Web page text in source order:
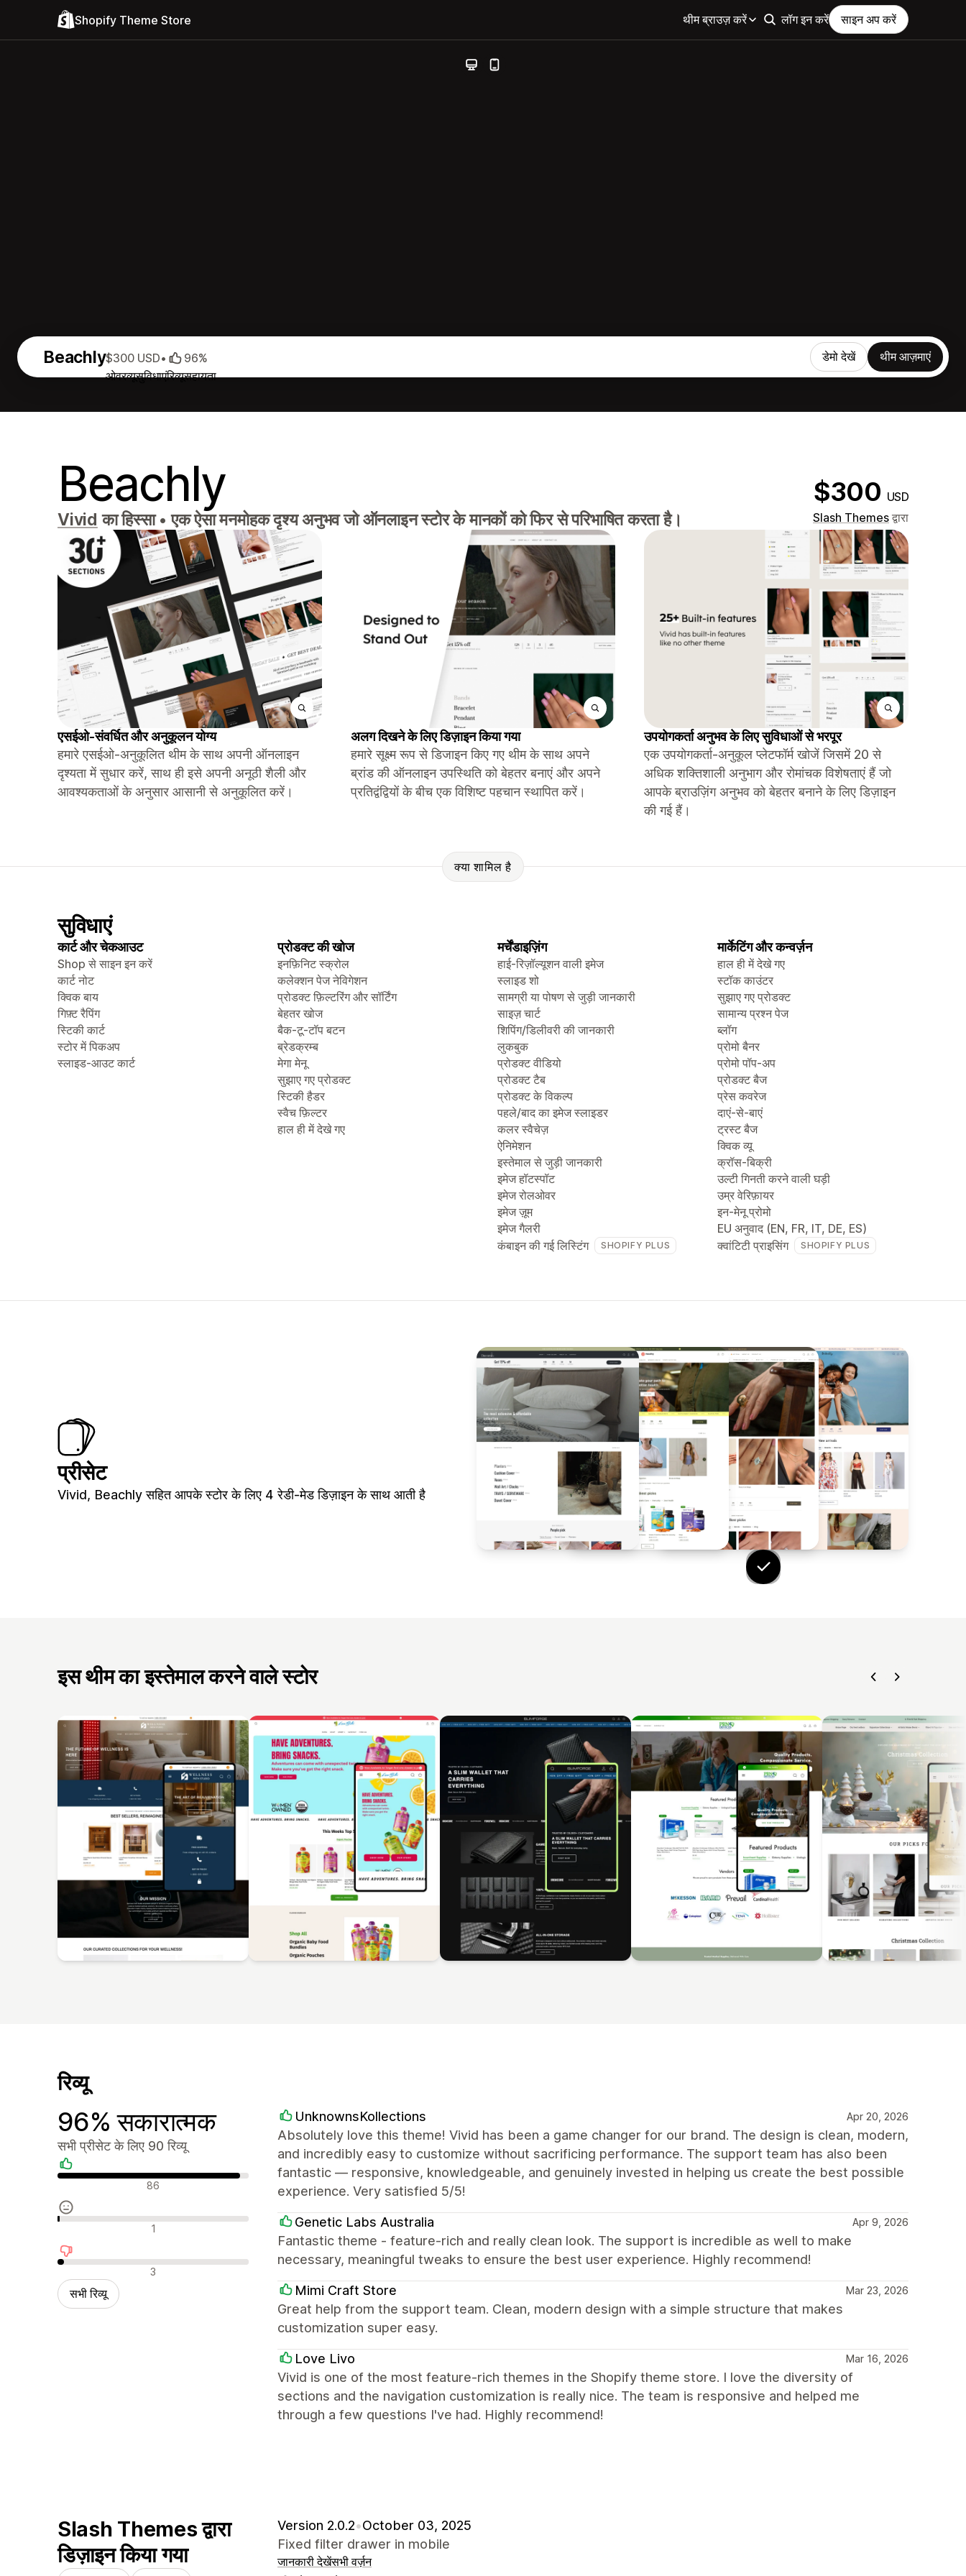
Shopify Theme Store थीम ब्राउज़ करें लॉग इन करें साइन अप करें
Beachly
ओवरव्यूसुविधाएंरिव्यूसहायता
$300 USD• 96% डेमो देखें थीम आज़माएं
Beachly $300 USD
Vivid का हिस्सा• एक ऐसा मनमोहक दृश्य अनुभव जो ऑनलाइन स्टोर के मानकों को फिर से परिभाषित करता है। Slash Themes द्वारा
एसईओ-संवर्धित और अनुकूलन योग्य
हमारे एसईओ-अनुकूलित थीम के साथ अपनी ऑनलाइन
दृश्यता में सुधार करें, साथ ही इसे अपनी अनूठी शैली और
आवश्यकताओं के अनुसार आसानी से अनुकूलित करें।
अलग दिखने के लिए डिज़ाइन किया गया
हमारे सूक्ष्म रूप से डिजाइन किए गए थीम के साथ अपने
ब्रांड की ऑनलाइन उपस्थिति को बेहतर बनाएं और अपने
प्रतिद्वंद्वियों के बीच एक विशिष्ट पहचान स्थापित करें।
उपयोगकर्ता अनुभव के लिए सुविधाओं से भरपूर
एक उपयोगकर्ता-अनुकूल प्लेटफॉर्म खोजें जिसमें 20 से
अधिक शक्तिशाली अनुभाग और रोमांचक विशेषताएं हैं जो
आपके ब्राउज़िंग अनुभव को बेहतर बनाने के लिए डिज़ाइन
की गई हैं।
क्या शामिल है
सुविधाएं
कार्ट और चेकआउट
Shop से साइन इन करें
कार्ट नोट
क्विक बाय
गिफ़्ट रैपिंग
स्टिकी कार्ट
स्टोर में पिकअप
स्लाइड-आउट कार्ट
प्रोडक्ट की खोज
इनफ़िनिट स्क्रोल
कलेक्शन पेज नेविगेशन
प्रोडक्ट फ़िल्टरिंग और सॉर्टिंग
बेहतर खोज
बैक-टू-टॉप बटन
ब्रेडक्रम्ब
मेगा मेनू
सुझाए गए प्रोडक्ट
स्टिकी हैडर
स्वैच फ़िल्टर
हाल ही में देखे गए
मर्चेंडाइज़िंग
हाई-रिज़ॉल्यूशन वाली इमेज
स्लाइड शो
सामग्री या पोषण से जुड़ी जानकारी
साइज़ चार्ट
शिपिंग/डिलीवरी की जानकारी
लुकबुक
प्रोडक्ट वीडियो
प्रोडक्ट टैब
प्रोडक्ट के विकल्प
पहले/बाद का इमेज स्लाइडर
कलर स्वैचेज़
ऐनिमेशन
इस्तेमाल से जुड़ी जानकारी
इमेज हॉटस्पॉट
इमेज रोलओवर
इमेज ज़ूम
इमेज गैलरी
कंबाइन की गई लिस्टिंग
SHOPIFY PLUS
मार्केटिंग और कन्वर्ज़न
हाल ही में देखे गए
स्टॉक काउंटर
सुझाए गए प्रोडक्ट
सामान्य प्रश्न पेज
ब्लॉग
प्रोमो बैनर
प्रोमो पॉप-अप
प्रोडक्ट बैज
प्रेस कवरेज
दाएं-से-बाएं
ट्रस्ट बैज
क्विक व्यू
क्रॉस-बिक्री
उल्टी गिनती करने वाली घड़ी
उम्र वेरिफ़ायर
इन-मेनू प्रोमो
EU अनुवाद (EN, FR, IT, DE, ES)
क्वांटिटी प्राइसिंग
SHOPIFY PLUS
प्रीसेट
Vivid, Beachly सहित आपके स्टोर के लिए 4 रेडी-मेड डिज़ाइन के साथ आती है
इस थीम का इस्तेमाल करने वाले स्टोर
रिव्यू
96% सकारात्मक
सभी प्रीसेट के लिए 90 रिव्यू
सकारात्मक रिव्यू 86
न्यूट्रल रिव्यू 1
नकारात्मक रिव्यू 3
सभी रिव्यू
UnknownsKollections Apr 20, 2026
Absolutely love this theme! Vivid has been a game changer for our brand. The design is clean, modern,
and incredibly easy to customize without sacrificing performance. The support team has also been
fantastic — responsive, knowledgeable, and genuinely invested in helping us create the best possible
experience. Very satisfied 5/5!
Genetic Labs Australia Apr 9, 2026
Fantastic theme - feature-rich and really clean look. The support is incredible as well to make
necessary, meaningful tweaks to ensure the best user experience. Highly recommend!
Mimi Craft Store Mar 23, 2026
Great help from the support team. Clean, modern design with a simple structure that makes
customization super easy.
Love Livo Mar 16, 2026
Vivid is one of the most feature-rich themes in the Shopify theme store. I love the diversity of
sections and the navigation customization is really nice. The team is responsive and helped me
through a few questions I've had. Highly recommend!
Slash Themes द्वारा
डिज़ाइन किया गया
Version 2.0.2•October 03, 2025
Fixed filter drawer in mobile
जानकारी देखेंसभी वर्ज़न